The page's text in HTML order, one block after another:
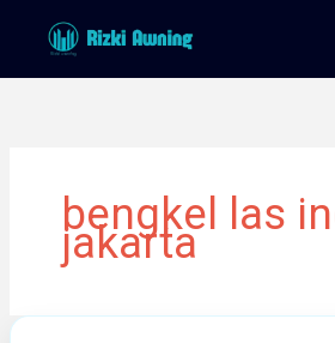
bengkel las
jakarta